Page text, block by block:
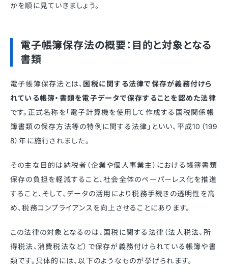
かを順に見ていきましょう。
電子帳簿保存法の概要：目的と対象となる
書類
電子帳簿保存法とは、 国税に関する法律で保存が義務付けら
れている帳簿・書類を電子データで保存することを認めた法律
です。正式名称を「電子計算機を使用して作成する国税関係帳
簿書類の保存方法等の特例に関する法律」といい、平成10（199
8）年に施行されました。
その主な目的は納税者（企業や個人事業主）における帳簿書類
保存の負担を軽減すること、社会全体のペーパーレス化を推進
すること、そして、データの活用により税務手続きの透明性を高
め、税務コンプライアンスを向上させることにあります。
この法律の対象となるのは、国税に関する法律（法人税法、所
得税法、消費税法など）で保存が義務付けられている帳簿や書
類です。具体的には、以下のようなものが挙げられます。